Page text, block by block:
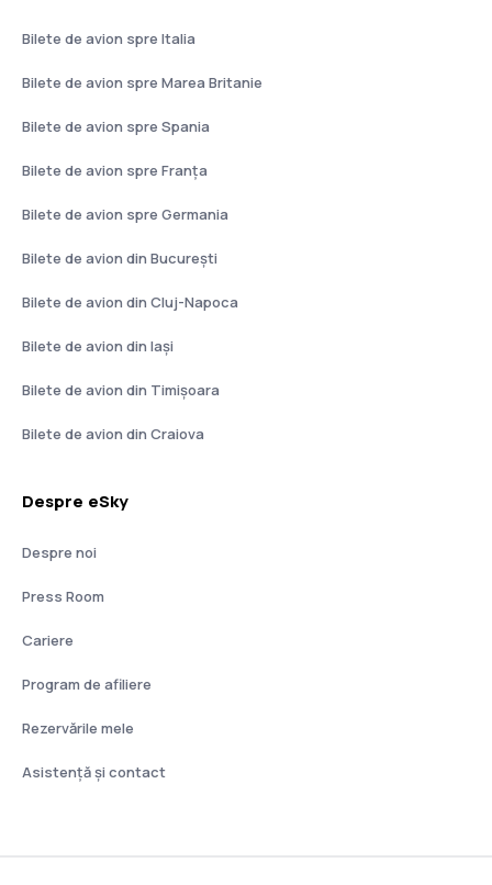
Bilete de avion spre Italia
Bilete de avion spre Marea Britanie
Bilete de avion spre Spania
Bilete de avion spre Franţa
Bilete de avion spre Germania
Bilete de avion din București
Bilete de avion din Cluj-Napoca
Bilete de avion din Iași
Bilete de avion din Timișoara
Bilete de avion din Craiova
Despre eSky
Despre noi
Press Room
Cariere
Program de afiliere
Rezervările mele
Asistenţă şi contact